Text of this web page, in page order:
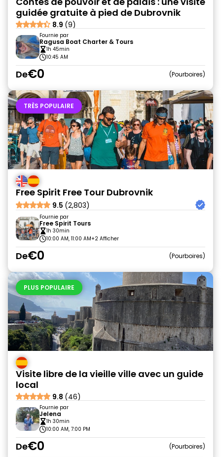
guidée gratuite à pied de Dubrovnik
8.9 (9)
Fournie par
Ragusa Boat Charter & Tours
1h 45min
10:45 AM
De€0 Pourboires
TRÈS POPULAIRE
Free Spirit Free Tour Dubrovnik
9.5 (2,803)
Fournie par
Free Spirit Tours
1h 30min
10:00 AM, 11:00 AM+2 Afficher
De€0 Pourboires
PLUS POPULAIRE
Visite libre de la vieille ville avec un guide
local
9.8 (46)
Fournie par
Jelena
1h 30min
10:00 AM, 7:00 PM
De€0 Pourboires